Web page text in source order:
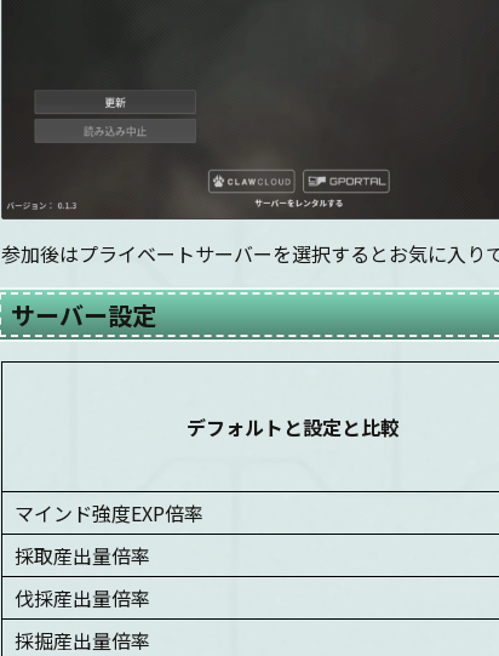
参加後はプライベートサーバーを選択するとお気に入り
サーバー設定
デフォルトと設定と比較
マインド強度EXP倍率
採取産出量倍率
伐採産出量倍率
採掘産出量倍率